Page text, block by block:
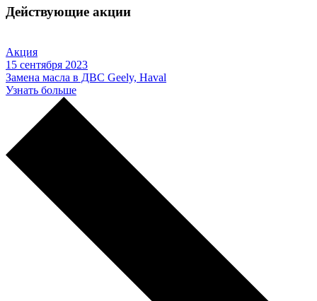
Действующие акции
Акция
15 сентября 2023
Замена масла в ДВС Geely, Haval
Узнать больше